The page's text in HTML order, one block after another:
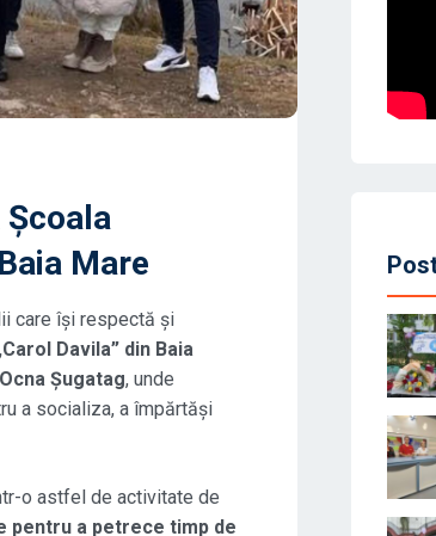
Mare
care își respectă și
Davila” din Baia
Ocna Șugatag, unde
a socializa, a împărtăși
o astfel de activitate de
pentru a petrece timp de